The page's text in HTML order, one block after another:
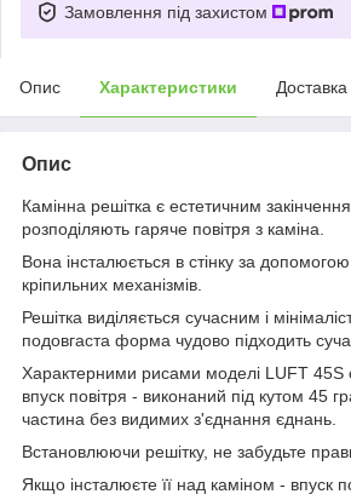
Замовлення під захистом
Опис Характеристики Доставка
Опис
Камінна решітка є естетичним
розподіляють гаряче повітря з каміна.
Вона інсталюється в стінку за
кріпильних механізмів.
Решітка виділяється сучасним і
подовгаста форма чудово підходить
Характерними рисами моделі LUFT 45S
впуск повітря - виконаний під кутом 45
частина без видимих з'єднання єднань.
Встановлюючи решітку, не забудьте
Якщо інсталюєте її над каміном - впуск